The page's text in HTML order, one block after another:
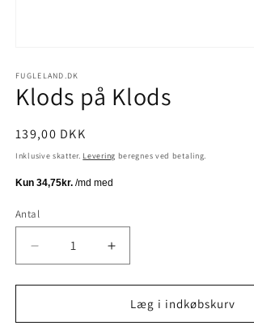
1
i
modus
FUGLELAND.DK
Klods på Klods
Normalpris
139,00 DKK
Inklusive skatter. Levering beregnes ved betaling.
Antal
Antal
Reducer
antallet
for
på
Øg
antallet
for
Klods
på
Læg i indkøbskurv